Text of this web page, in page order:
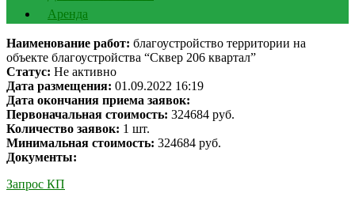
Аренда
Наименование работ: благоустройство территории на
объекте благоустройства “Сквер 206 квартал”
Статус: Не активно
Дата размещения: 01.09.2022 16:19
Дата окончания приема заявок:
Первоначальная стоимость: 324684 руб.
Количество заявок: 1 шт.
Минимальная стоимость: 324684 руб.
Документы:
Запрос КП